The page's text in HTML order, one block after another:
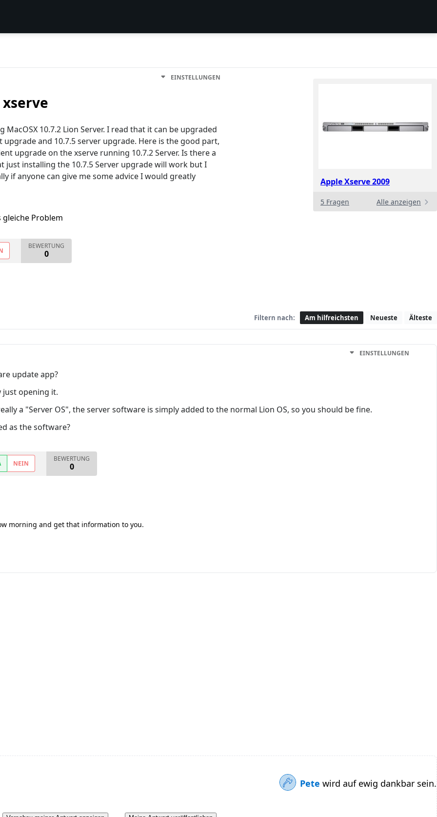
Apple Xserve 2009
5 Fragen Alle anzeigen
EINSTELLUNGEN
xserve
MacOSX 10.7.2 Lion Server. I read that it can be upgraded
upgrade and 10.7.5 server upgrade. Here is the good part,
upgrade on the xserve running 10.7.2 Server. Is there a
just installing the 10.7.5 Server upgrade will work but I
if anyone can give me some advice I would greatly
gleiche Problem
BEWERTUNG
0
Filtern nach: Am hilfreichsten Neueste Älteste
EINSTELLUNGEN
update app?
just opening it.
a "Server OS", the server software is simply added to the normal Lion OS, so you should be fine.
as the software?
NEIN
BEWERTUNG
0
morning and get that information to you.
Pete wird auf ewig dankbar sein.